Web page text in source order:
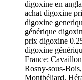
digoxine en
achat digoxine
digoxine
générique
prix digoxine
digoxine
France:
Rosny-sous-
Montbéliard,